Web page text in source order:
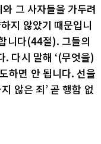
그 사자들을 가두려
지 않았기 때문입니
니다(44절). 그들의
. 다시 말해 ‘(무엇을)
하면 안 됩니다. 선을
않은 죄’ 곧 행함 없